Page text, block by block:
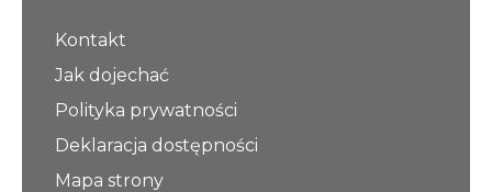
Kontakt
Jak dojechać
Polityka prywatności
Deklaracja dostępności
Mapa strony